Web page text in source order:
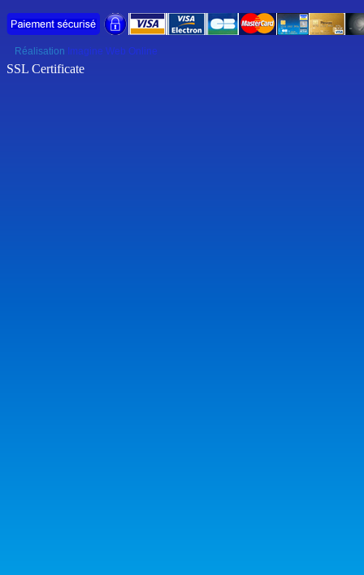
Réalisation Imagine Web Online
SSL Certificate